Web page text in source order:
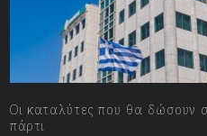
Οι καταλύτες που θα δώσουν
πάρτι